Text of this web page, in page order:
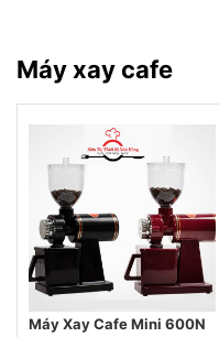
Máy xay cafe
Máy Xay Cafe Mini 600N